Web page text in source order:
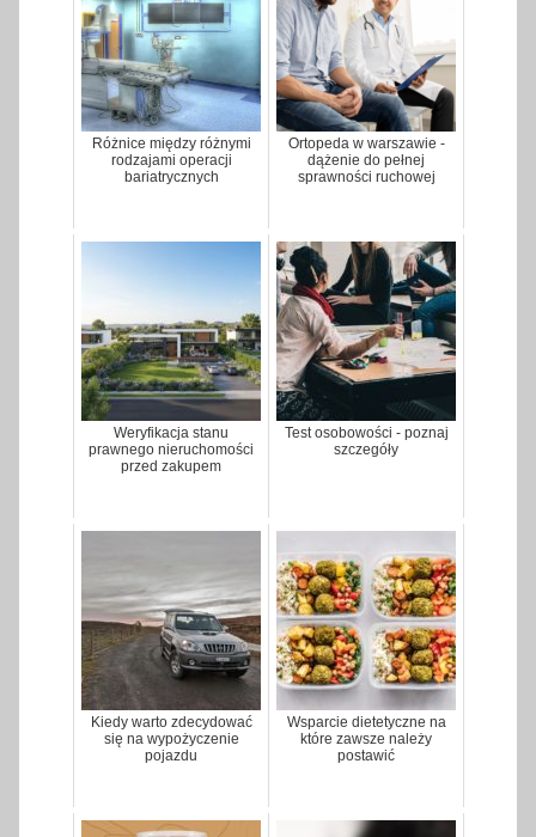
Różnice między różnymi
rodzajami operacji
bariatrycznych
Ortopeda w warszawie -
dążenie do pełnej
sprawności ruchowej
Weryfikacja stanu
prawnego nieruchomości
przed zakupem
Test osobowości - poznaj
szczegóły
Kiedy warto zdecydować
się na wypożyczenie
pojazdu
Wsparcie dietetyczne na
które zawsze należy
postawić